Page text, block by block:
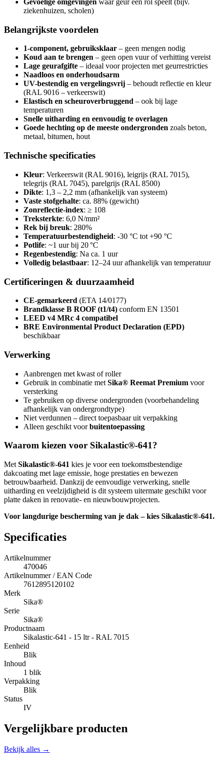
Gevoelige omgevingen waar geur een rol speelt (bijv.
ziekenhuizen, scholen)
Belangrijkste voordelen
1-component, gebruiksklaar – geen mengen nodig
Koud aan te brengen – geen open vuur of verhitting vereist
Lage geurafgifte – ideaal voor projecten met geurrestricties
Naadloos en onderhoudsarm
UV-bestendig en vergelingsvrij – behoudt reflectie en kleur
(RAL 9016 – verkeerswit)
Elastisch en scheuroverbruggend – ook bij lage
temperaturen
Snelle uitharding en eenvoudig te overlagen
Goede hechting op de meeste ondergronden zoals beton,
metaal, bitumen, hout
Technische specificaties
Kleur: Verkeerswit (RAL 9016), leigrijs (RAL 7015),
telegrijs (RAL 7045), parelgrijs (RAL 8500)
Dikte: 1,3 – 2,2 mm (afhankelijk van systeem)
Vaste stofgehalte: ca. 88% (gewicht)
Zonreflectie-index: ≥ 108
Treksterkte: 6,0 N/mm²
Rek bij breuk: 280%
Temperatuurbestendigheid: -30 °C tot +90 °C
Potlife: ~1 uur bij 20 °C
Regenbestendig: Na ca. 1 uur
Volledig belastbaar: 12–24 uur afhankelijk van temperatuur
Certificeringen & duurzaamheid
CE-gemarkeerd (ETA 14/0177)
Brandklasse B ROOF (t1/t4) conform EN 13501
LEED v4 MRc 4 compatibel
BRE Environmental Product Declaration (EPD)
beschikbaar
Verwerking
Aanbrengen met kwast of roller
Gebruik in combinatie met Sika® Reemat Premium voor
versterking
Te gebruiken op diverse ondergronden (voorbehandeling
afhankelijk van ondergrondtype)
Niet verdunnen – direct toepasbaar uit verpakking
Alleen geschikt voorbuitentoepassing
Waarom kiezen voor Sikalastic®-641?
Met Sikalastic®-641 kies je voor een toekomstbestendige
dakcoating met lage emissie, hoge prestaties en bewezen
betrouwbaarheid. Dankzij de eenvoudige verwerking, snelle
uitharding en veelzijdigheid is dit systeem uitermate geschikt voor
platte daken in renovatie- en nieuwbouwprojecten.
Voor langdurige bescherming van je dak – kies Sikalastic®-641.
Specificaties
Artikelnummer
470046
Artikelnummer / EAN Code
7612895120102
Merk
Sika®
Serie
Sika®
Productnaam
Sikalastic-641 - 15 ltr - RAL 7015
Eenheid
Blik
Inhoud
1 blik
Verpakking
Blik
Status
IV
Vergelijkbare producten
Bekijk alles →